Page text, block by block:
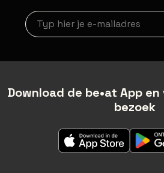
Nieuwsbrief aanmelding
Download de be•at App
bezoek